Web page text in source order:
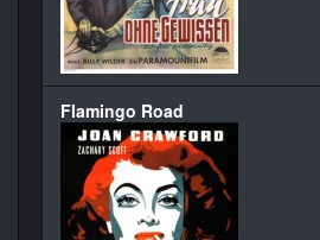
Flamingo Road